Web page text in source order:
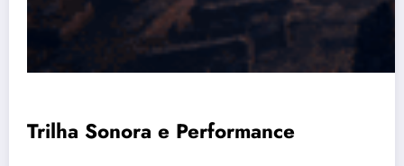
Trilha Sonora e Performance